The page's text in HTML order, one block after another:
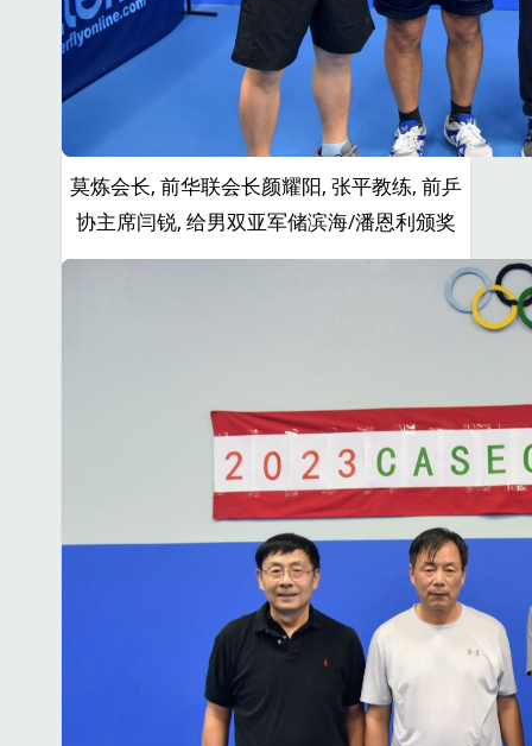
莫炼会长, 前华联会长颜耀阳, 张平教练, 前乒
协主席闫锐, 给男双亚军储滨海/潘恩利颁奖